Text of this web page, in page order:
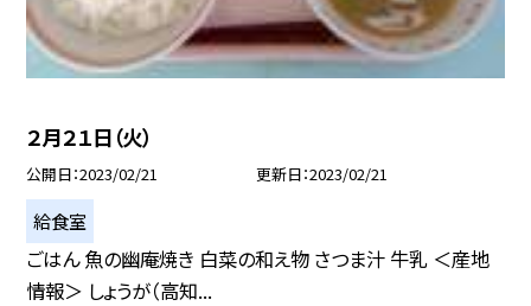
２月２１日（火）
公開日 2023/02/21 更新日 2023/02/21
給食室
ごはん 魚の幽庵焼き 白菜の和え物 さつま汁 牛乳 ＜産地
情報＞ しょうが（高知...